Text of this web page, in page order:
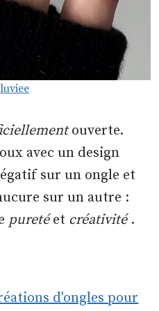
ouverte.
avec un design
sur un ongle et
sur un autre :
puretéet créativité.
d'ongles pour